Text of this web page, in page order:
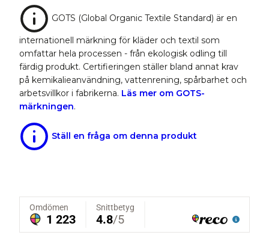
GOTS (Global Organic Textile Standard) är en
internationell märkning för kläder och textil som
omfattar hela processen - från ekologisk odling till
färdig produkt. Certifieringen ställer bland annat krav
på kemikalieanvändning, vattenrening, spårbarhet och
arbetsvillkor i fabrikerna. Läs mer om GOTS-
märkningen.
Ställ en fråga om denna produkt